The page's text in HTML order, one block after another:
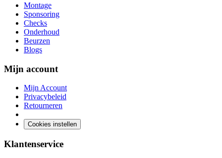
Montage
Sponsoring
Checks
Onderhoud
Beurzen
Blogs
Mijn account
Mijn Account
Privacybeleid
Retourneren
Cookies instellen
Klantenservice